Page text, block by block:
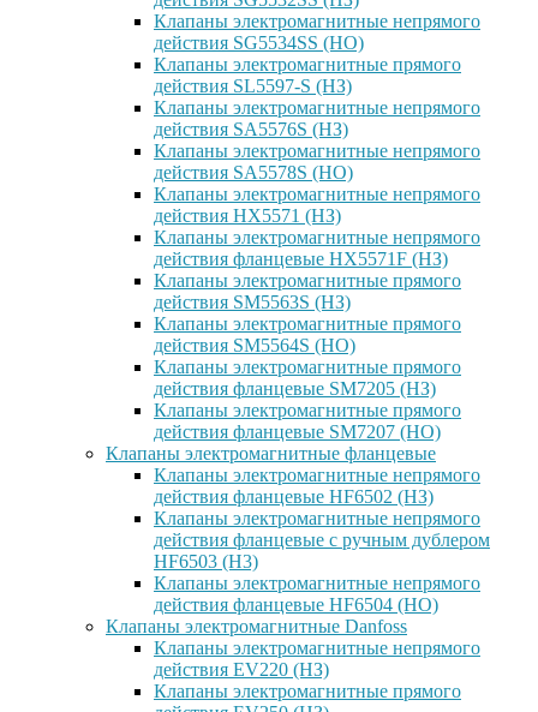
Клапаны электромагнитные непрямого
действия SG5534SS (НО)
Клапаны электромагнитные прямого
действия SL5597-S (НЗ)
Клапаны электромагнитные непрямого
действия SA5576S (НЗ)
Клапаны электромагнитные непрямого
действия SA5578S (НО)
Клапаны электромагнитные непрямого
действия HX5571 (НЗ)
Клапаны электромагнитные непрямого
действия фланцевые HX5571F (НЗ)
Клапаны электромагнитные прямого
действия SM5563S (НЗ)
Клапаны электромагнитные прямого
действия SM5564S (НО)
Клапаны электромагнитные прямого
действия фланцевые SM7205 (НЗ)
Клапаны электромагнитные прямого
действия фланцевые SM7207 (НО)
Клапаны электромагнитные фланцевые
Клапаны электромагнитные непрямого
действия фланцевые HF6502 (НЗ)
Клапаны электромагнитные непрямого
действия фланцевые с ручным дублером
HF6503 (Н3)
Клапаны электромагнитные непрямого
действия фланцевые HF6504 (НО)
Клапаны электромагнитные Danfoss
Клапаны электромагнитные непрямого
действия EV220 (НЗ)
Клапаны электромагнитные прямого